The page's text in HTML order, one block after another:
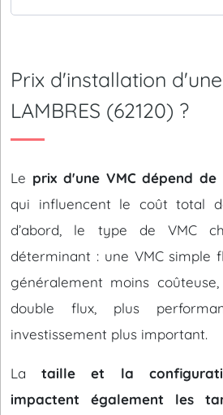
Prix d'installation
LAMBRES (62120) ?
Le prix d'une VMC dépend
qui influencent le coût total
d’abord, le type de VMC
déterminant : une VMC simple
généralement moins coûteuse,
double flux, plus
investissement plus important.
Lataille et la
impactent également les